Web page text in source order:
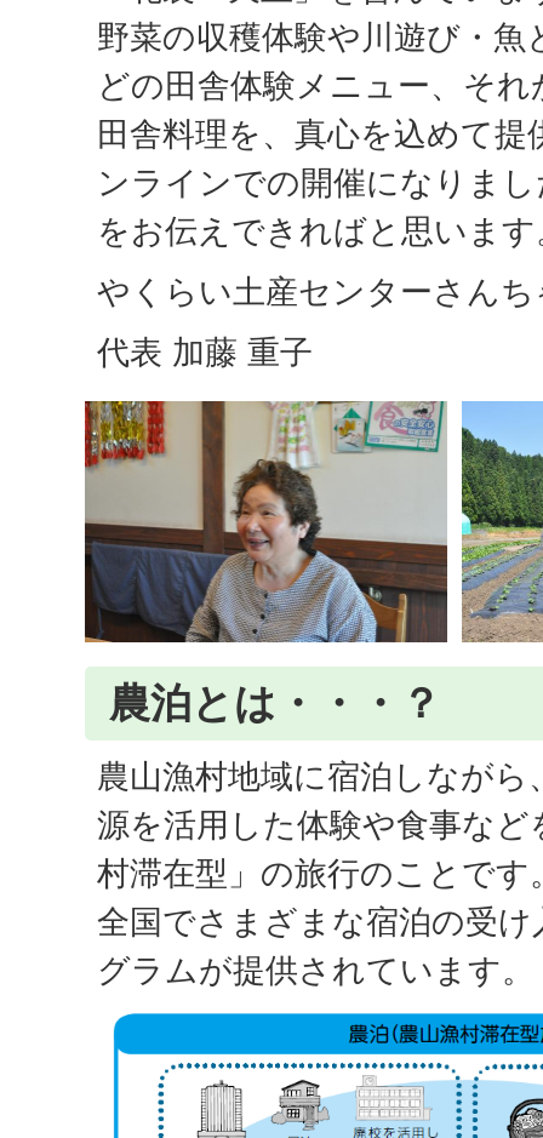
野菜の収穫体験や川遊び・魚
どの田舎体験メニュー、そ
田舎料理を、真心を込めて
ンラインでの開催になりま
をお伝えできればと思います
やくらい土産センターさん
代表 加藤 重子
農泊とは・・・？
農山漁村地域に宿泊しながら
源を活用した体験や食事など
村滞在型」の旅行のことです
全国でさまざまな宿泊の受
グラムが提供されています。